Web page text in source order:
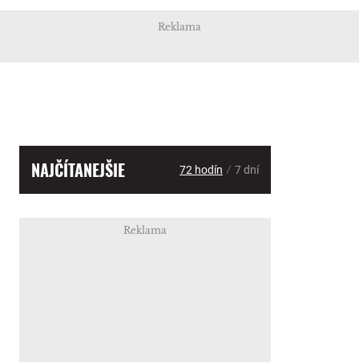
Reklama
NAJČÍTANEJŠIE 72 hodín / 7 dní
Reklama